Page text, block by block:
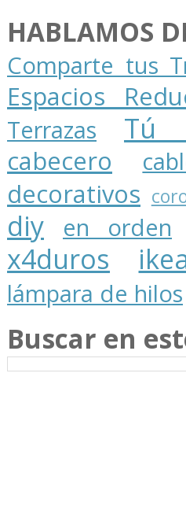
HABLAMOS
Comparte tus
Espacios
Terrazas Tú
cabecero
decorativos
diy
en orden
x4duros
lámpara de hilos
Buscar en